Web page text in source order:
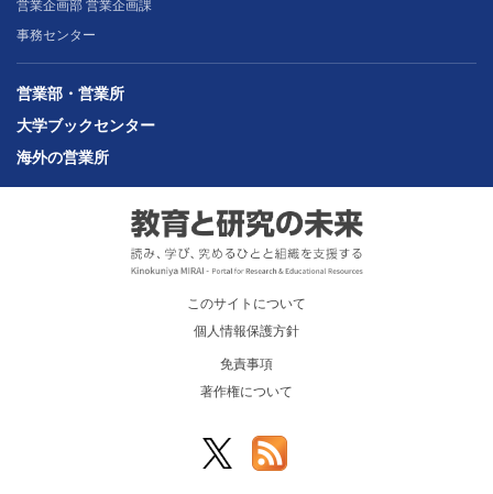
営業企画部 営業企画課
事務センター
営業部・営業所
大学ブックセンター
海外の営業所
このサイトについて
個人情報保護方針
免責事項
著作権について